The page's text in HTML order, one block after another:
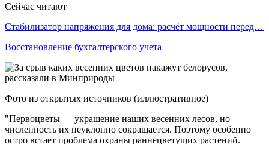
Сейчас читают
Стабилизатор напряжения для дома: расчёт мощности перед…
Восстановление бухгалтерского учета
Фото из открытых источников (иллюстративное)
"Первоцветы — украшение наших весенних лесов, но
численность их неуклонно сокращается. Поэтому особенно
остро встает проблема охраны раннецветущих растений.